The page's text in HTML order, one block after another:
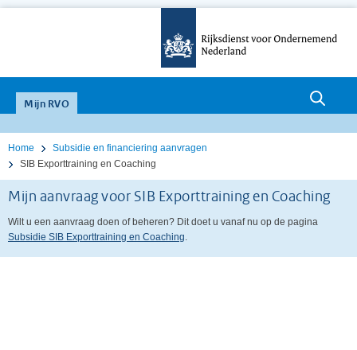
Mijn RVO
Home
Subsidie en financiering aanvragen
SIB Exporttraining en Coaching
Mijn aanvraag voor SIB Exporttraining en Coaching
Wilt u een aanvraag doen of beheren? Dit doet u vanaf nu op de pagina
Subsidie SIB Exporttraining en Coaching